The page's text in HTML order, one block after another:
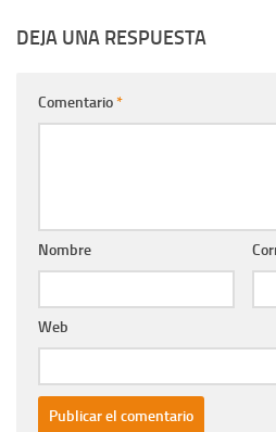
DEJA UNA RESPUESTA
Comentario*
Nombre
Web